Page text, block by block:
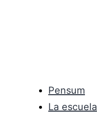
Pensum
La escuela